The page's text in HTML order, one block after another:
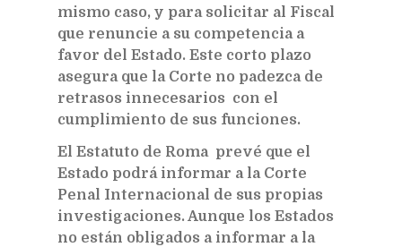
mismo caso, y para solicitar al Fiscal
que renuncie a su competencia a
favor del Estado. Este corto plazo
asegura que la Corte no padezca de
retrasos innecesarios con el
cumplimiento de sus funciones.
El Estatuto de Roma prevé que el
Estado podrá informar a la Corte
Penal Internacional de sus propias
investigaciones. Aunque los Estados
no están obligados a informar a la